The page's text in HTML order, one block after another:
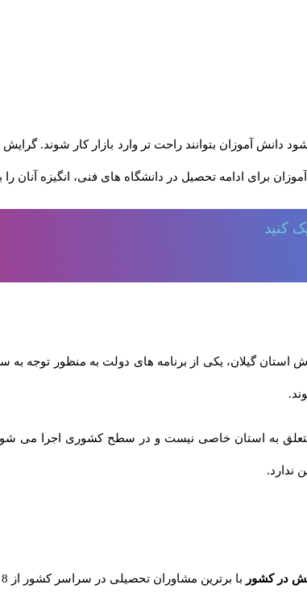
آموزان بتوانند راحت تر وارد بازار کار شوند.
برای ادامه تحصیل در دانشگاه های فنی، انگیزه
کنید
استان گیلان، یکی از برنامه های دولت به منظور
به استان خاصی نیست و در سطح کشوری اجرا می
ندارد.
در کشور با برترین مشاوران تحصیلی در سراسر کشور از 8 صبح الی 12 شب حتی ایام تعطیل